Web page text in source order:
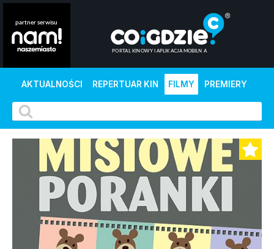
AKTUALNOŚCI REPERTUAR KIN FILMY PREMIERY